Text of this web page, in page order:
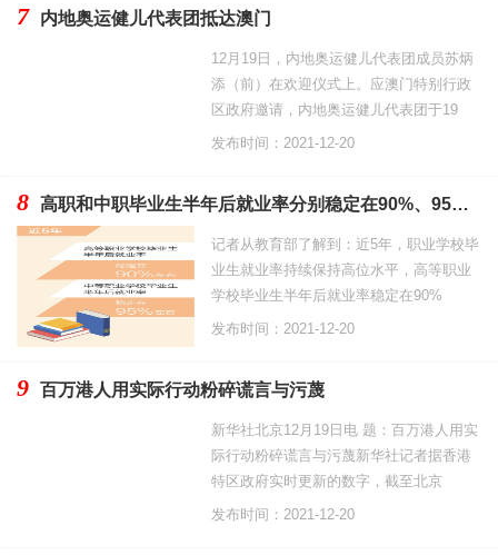
7 内地奥运健儿代表团抵达澳门
12月19日，内地奥运健儿代表团成员苏炳
添（前）在欢迎仪式上。应澳门特别行政
区政府邀请，内地奥运健儿代表团于19
发布时间：2021-12-20
8 高职和中职毕业生半年后就业率分别稳定在90%、95%左右（新数据 新看点）
记者从教育部了解到：近5年，职业学校毕
业生就业率持续保持高位水平，高等职业
学校毕业生半年后就业率稳定在90%
发布时间：2021-12-20
9 百万港人用实际行动粉碎谎言与污蔑
新华社北京12月19日电 题：百万港人用实
际行动粉碎谎言与污蔑新华社记者据香港
特区政府实时更新的数字，截至北京
发布时间：2021-12-20